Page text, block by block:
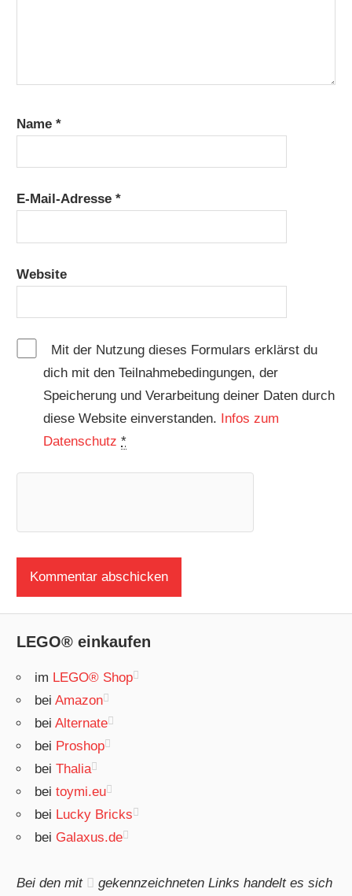
Name*
E-Mail-Adresse*
Website
Mit der Nutzung dieses Formulars erklärst du
dich mit den Teilnahmebedingungen, der
Speicherung und Verarbeitung deiner Daten durch
diese Website einverstanden. Infos zum
Datenschutz *
LEGO® einkaufen
im LEGO® Shop
beiAmazon
beiAlternate
bei Proshop
beiThalia
beitoymi.eu
bei Lucky Bricks
bei Galaxus.de
Bei den mit
gekennzeichneten Links handelt es sich